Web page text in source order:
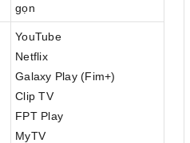
gọn
YouTube
Netflix
Galaxy Play (Fim+)
Clip TV
FPT Play
MyTV